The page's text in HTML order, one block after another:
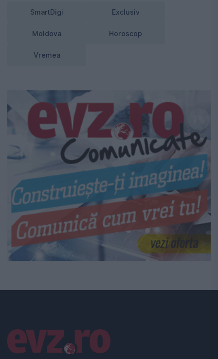
SmartDigi Exclusiv
Moldova Horoscop
Vremea
Linkuri utile